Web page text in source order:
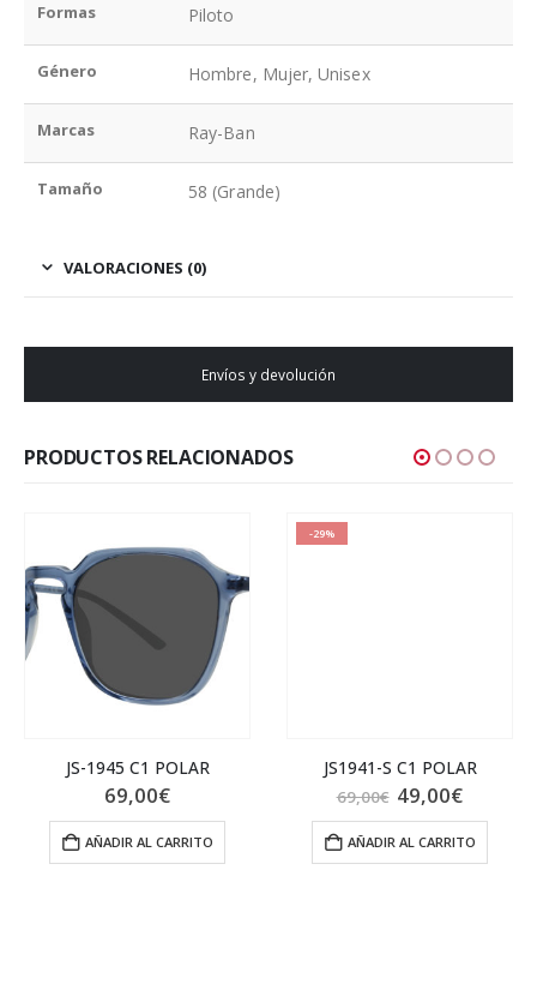
Formas Piloto
Género Hombre, Mujer, Unisex
Marcas Ray-Ban
Tamaño 58 (Grande)
VALORACIONES (0)
Envíos y devolución
PRODUCTOS RELACIONADOS
JS-1945 C1 POLAR
69,00€
AÑADIR AL CARRITO
-29%
JS1941-S C1 POLAR
69,00€ El
precio
original
era:
69,00€.
49,00€El
actual
es:
49,00€.
AÑADIR AL CARRITO